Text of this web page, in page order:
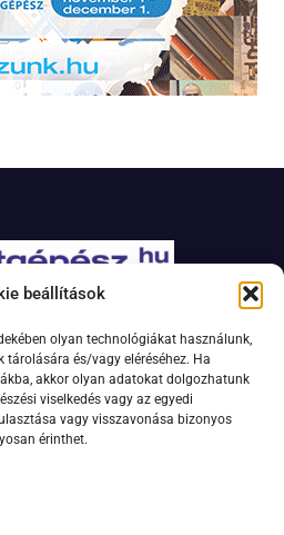
beállítások
olyan technológiákat használunk,
és/vagy eléréséhez. Ha
akkor olyan adatokat dolgozhatunk
viselkedés vagy az egyedi
vagy visszavonása bizonyos
érinthet.